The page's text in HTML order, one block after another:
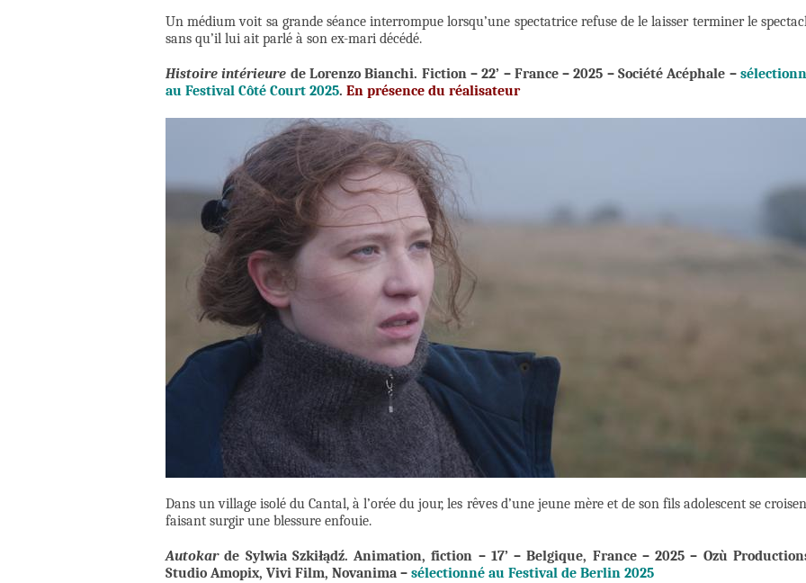
Un médium voit sa grande séance interrompue lorsqu’une spectatrice refuse de le laisser terminer le
sans qu’il lui ait parlé à son ex-mari décédé.
Histoire intérieure de Lorenzo Bianchi. Fiction – 22’ – France – 2025 – Société Acéphale –
au Festival Côté Court 2025. En présence du réalisateur
Dans un village isolé du Cantal, à l’orée du jour, les rêves d’une jeune mère et de son fils adolescent se
faisant surgir une blessure enfouie.
Autokarde Sylwia Szkiłądź.Animation, fiction – 17’ – Belgique, France – 2025 – Ozù
Studio Amopix, Vivi Film, Novanima – sélectionné au Festival de Berlin 2025